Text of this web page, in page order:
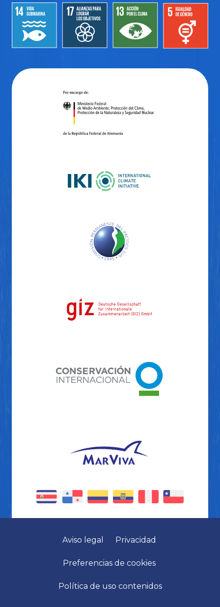
Aviso legal Privacidad
Preferencias de cookies
Política de uso contenidos